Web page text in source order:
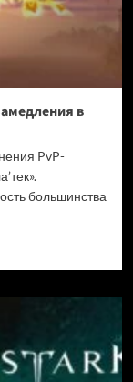
в
PvP-
большинства